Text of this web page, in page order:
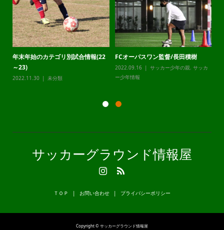
スワン監督/長田積樹
サッカー少年の親
静岡県最高峰U12LEAPCUP2024
サッカー少年の親,サッカ
メンタルコー
サッカーグラウンド情報屋
ＴＯＰ お問い合わせ プライバシーポリシー
Copyright © サッカーグラウンド情報屋